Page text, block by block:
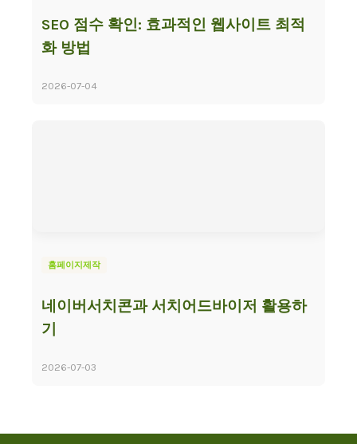
SEO 점수 확인: 효과적인 웹사이트 최적
화 방법
2026-07-04
홈페이지제작
네이버서치콘과 서치어드바이저 활용하
기
2026-07-03